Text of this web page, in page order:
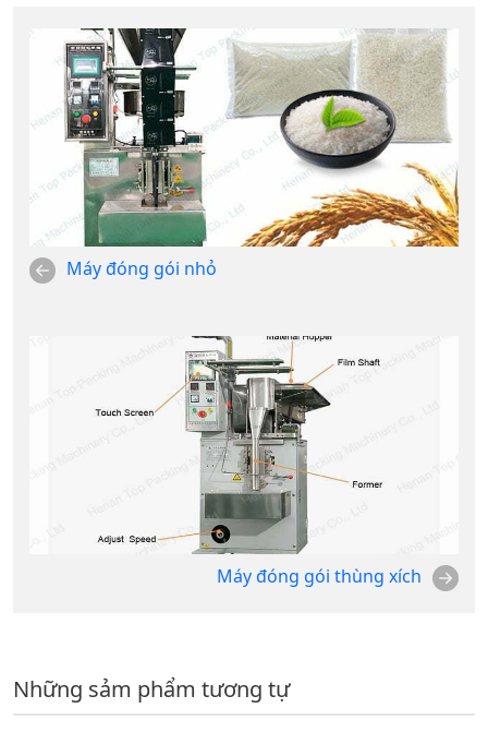
Máy đóng gói nhỏ
Máy đóng gói thùng xích
Những sảm phẩm tương tự